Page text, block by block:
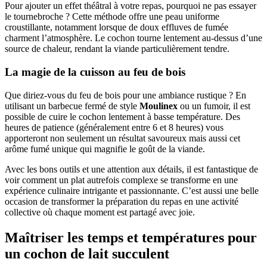
Pour ajouter un effet théâtral à votre repas, pourquoi ne pas essayer
le tournebroche ? Cette méthode offre une peau uniforme
croustillante, notamment lorsque de doux effluves de fumée
charment l’atmosphère. Le cochon tourne lentement au-dessus d’une
source de chaleur, rendant la viande particulièrement tendre.
La magie de la cuisson au feu de bois
Que diriez-vous du feu de bois pour une ambiance rustique ? En
utilisant un barbecue fermé de style Moulinex ou un fumoir, il est
possible de cuire le cochon lentement à basse température. Des
heures de patience (généralement entre 6 et 8 heures) vous
apporteront non seulement un résultat savoureux mais aussi cet
arôme fumé unique qui magnifie le goût de la viande.
Avec les bons outils et une attention aux détails, il est fantastique de
voir comment un plat autrefois complexe se transforme en une
expérience culinaire intrigante et passionnante. C’est aussi une belle
occasion de transformer la préparation du repas en une activité
collective où chaque moment est partagé avec joie.
Maîtriser les temps et températures pour
un cochon de lait succulent